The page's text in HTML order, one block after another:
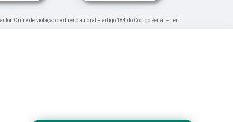
Crime de violação de direito autoral – artigo 184 do Código Penal – Lei